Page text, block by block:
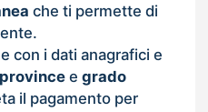
che ti permette di
con i dati anagrafici e
provincee grado
il pagamento per